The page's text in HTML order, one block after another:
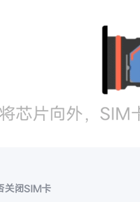
关闭SIM卡